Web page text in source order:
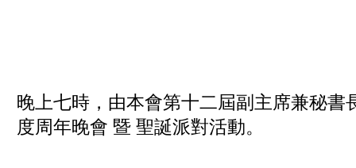
晚上七時，由本會第十二屆副主席兼秘書
度周年晚會 暨 聖誕派對活動。